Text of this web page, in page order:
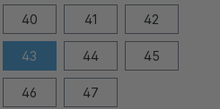
40 41 42
43 44 45
46 47